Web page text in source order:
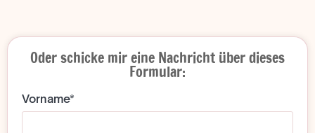
Oder schicke mir eine Nachricht über dieses
Formular:
Vorname*